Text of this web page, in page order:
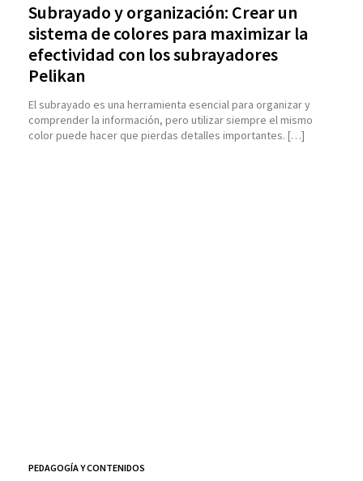
Subrayado y organización: Crear un
sistema de colores para maximizar la
efectividad con los subrayadores
Pelikan
El subrayado es una herramienta esencial para organizar y
comprender la información, pero utilizar siempre el mismo
color puede hacer que pierdas detalles importantes. […]
PEDAGOGÍA Y CONTENIDOS